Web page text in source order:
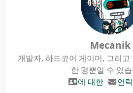
Mecanik
개발자, 하드코어 게이머, 그리고
한 명뿐일 수 있
에 대한
연